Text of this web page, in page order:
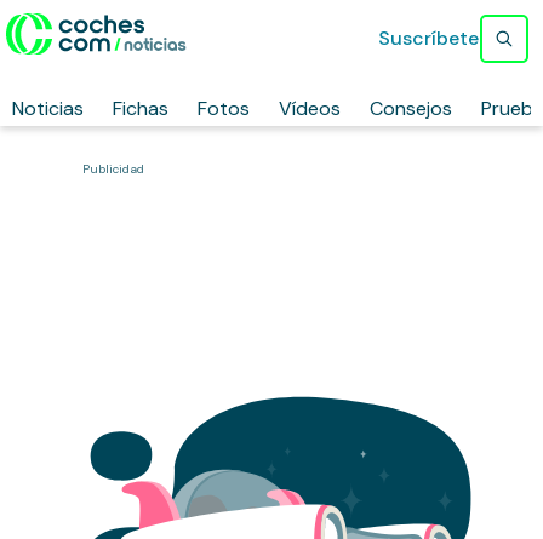
Noticias Fichas Fotos Vídeos Consejos
Suscríbete
Publicidad